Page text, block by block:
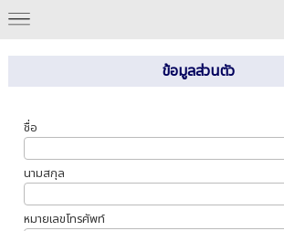
ข้อมูลส่วนตัว
ชื่อ
นามสกุล
หมายเลขโทรศัพท์